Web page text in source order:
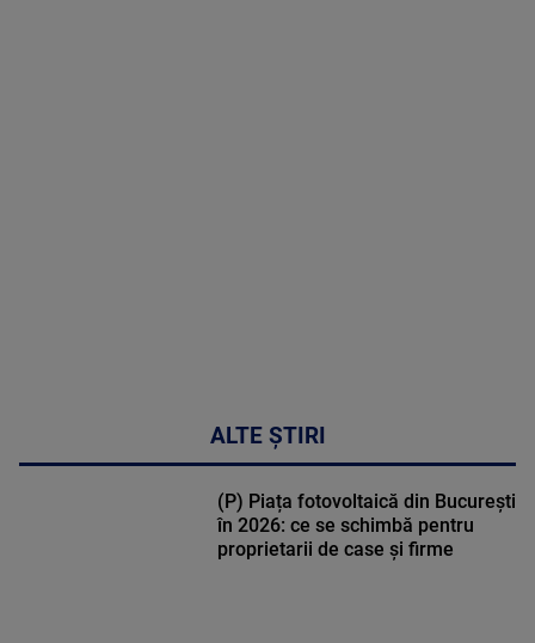
ALTE ȘTIRI
(P) Piața fotovoltaică din București
în 2026: ce se schimbă pentru
proprietarii de case și firme